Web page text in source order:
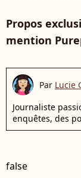
Propos
mention
Par Lucie
Journaliste
enquêtes, des
false